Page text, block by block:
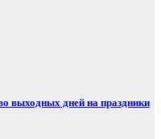
выходных дней на праздники